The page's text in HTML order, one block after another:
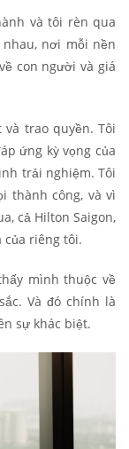
và tôi rèn qua
nơi mỗi nền
con người và giá
trao quyền. Tôi
ứng kỳ vọng của
trải nghiệm. Tôi
thành công, và vì
cả Hilton Saigon,
của riêng tôi.
mình thuộc về
Và đó chính là
sự khác biệt.